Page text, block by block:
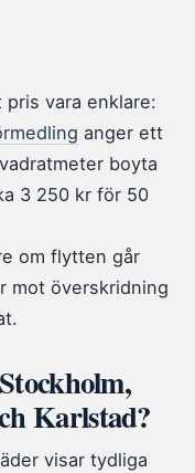
vara enklare:
anger ett
boyta
3 250 kr för 50
om flytten går
mot överskridning
Karlstad?
visar tydliga